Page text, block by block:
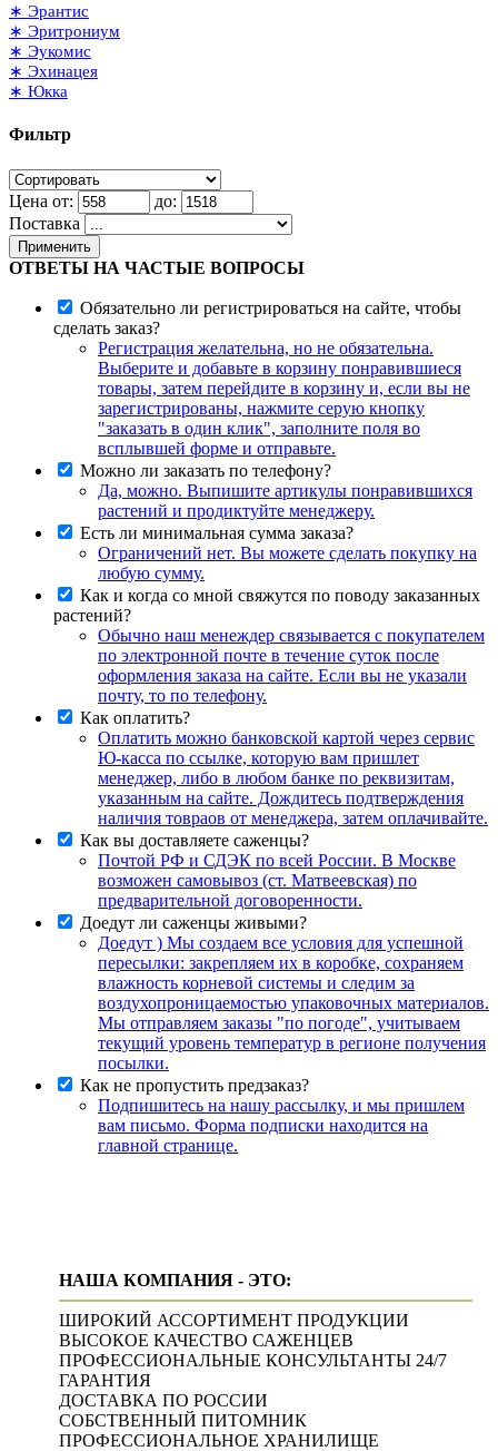
∗ Эрантис
∗ Эритрониум
∗ Эукомис
∗ Эхинацея
∗ Юкка
Фильтр
Цена от:
до:
Поставка
Применить
ОТВЕТЫ НА ЧАСТЫЕ ВОПРОСЫ
Обязательно ли регистрироваться на сайте, чтобы
сделать заказ?
Регистрация желательна, но не обязательна.
Выберите и добавьте в корзину понравившиеся
товары, затем перейдите в корзину и, если вы не
зарегистрированы, нажмите серую кнопку
"заказать в один клик", заполните поля во
всплывшей форме и отправьте.
Можно ли заказать по телефону?
Да, можно. Выпишите артикулы понравившихся
растений и продиктуйте менеджеру.
Есть ли минимальная сумма заказа?
Ограничений нет. Вы можете сделать покупку на
любую сумму.
Как и когда со мной свяжутся по поводу заказанных
растений?
Обычно наш менеждер связывается с покупателем
по электронной почте в течение суток после
оформления заказа на сайте. Если вы не указали
почту, то по телефону.
Как оплатить?
Оплатить можно банковской картой через сервис
Ю-касса по ссылке, которую вам пришлет
менеджер, либо в любом банке по реквизитам,
указанным на сайте. Дождитесь подтверждения
наличия товраов от менеджера, затем оплачивайте.
Как вы доставляете саженцы?
Почтой РФ и СДЭК по всей России. В Москве
возможен самовывоз (ст. Матвеевская) по
предварительной договоренности.
Доедут ли саженцы живыми?
Доедут ) Мы создаем все условия для успешной
пересылки: закрепляем их в коробке, сохраняем
влажность корневой системы и следим за
воздухопроницаемостью упаковочных материалов.
Мы отправляем заказы "по погоде", учитываем
текущий уровень температур в регионе получения
посылки.
Как не пропустить предзаказ?
Подпишитесь на нашу рассылку, и мы пришлем
вам письмо. Форма подписки находится на
главной странице.
НАША КОМПАНИЯ - ЭТО:
ШИРОКИЙ АССОРТИМЕНТ ПРОДУКЦИИ
ВЫСОКОЕ КАЧЕСТВО САЖЕНЦЕВ
ПРОФЕССИОНАЛЬНЫЕ КОНСУЛЬТАНТЫ 24/7
ГАРАНТИЯ
ДОСТАВКА ПО РОССИИ
СОБСТВЕННЫЙ ПИТОМНИК
ПРОФЕССИОНАЛЬНОЕ ХРАНИЛИЩЕ